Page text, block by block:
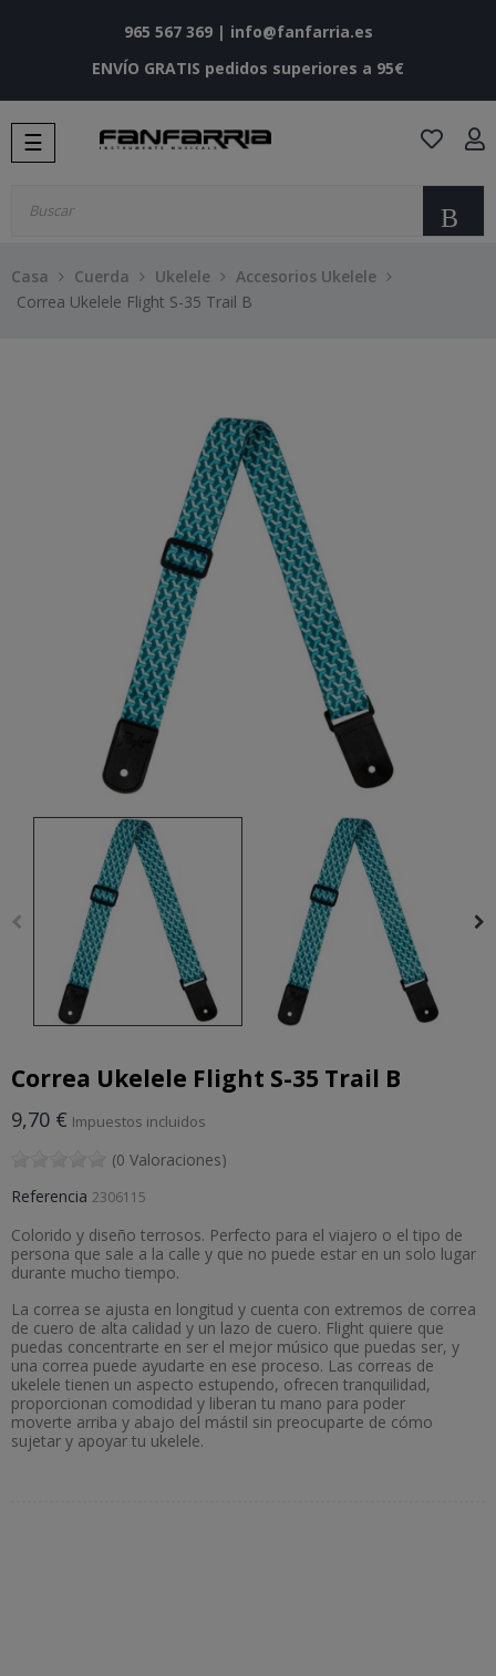
965 567 369| info@fanfarria.es
ENVÍO GRATIS pedidos superiores a 95€
Navegación
de
☰
Casa Cuerda Ukelele
Accesorios Ukelele
Correa Ukelele Flight S-35 Trail B
Correa Ukelele Flight S-35 Trail B
9,70 € Impuestos incluidos
(0 Valoraciones)
Referencia 2306115
Colorido y diseño terrosos. Perfecto para el viajero o el tipo de
persona que sale a la calle y que no puede estar en un solo lugar
durante mucho tiempo.
La correa se ajusta en longitud y cuenta con extremos de correa
de cuero de alta calidad y un lazo de cuero. Flight quiere que
puedas concentrarte en ser el mejor músico que puedas ser, y
una correa puede ayudarte en ese proceso. Las correas de
ukelele tienen un aspecto estupendo, ofrecen tranquilidad,
proporcionan comodidad y liberan tu mano para poder
moverte arriba y abajo del mástil sin preocuparte de cómo
sujetar y apoyar tu ukelele.